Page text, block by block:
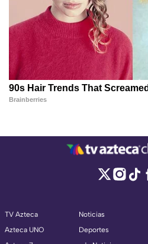
TV Azteca
Azteca UNO
Noticias
Deportes